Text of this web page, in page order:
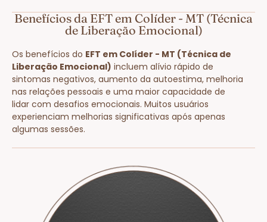
Benefícios da EFT em Colíder - MT (Técnica
de Liberação Emocional)
Os benefícios do EFT em Colíder - MT (Técnica de
Liberação Emocional) incluem alívio rápido de
sintomas negativos, aumento da autoestima, melhoria
nas relações pessoais e uma maior capacidade de
lidar com desafios emocionais. Muitos usuários
experienciam melhorias significativas após apenas
algumas sessões.